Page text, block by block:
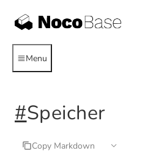
Menu
#Speicher
Copy Markdown